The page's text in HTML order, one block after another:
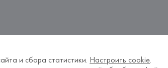
и сбора статистики. Настроить cookie.